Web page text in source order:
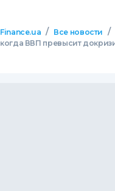
Finance.ua / Все новости /
когда ВВП превысит